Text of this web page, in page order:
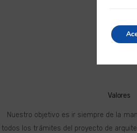
Valores
Nuestro objetivo es ir siempre de la
todos los trámites del proyecto de